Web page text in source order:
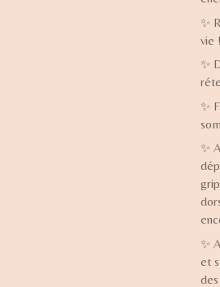
✨
vie !
✨
✨
✨
✨
et